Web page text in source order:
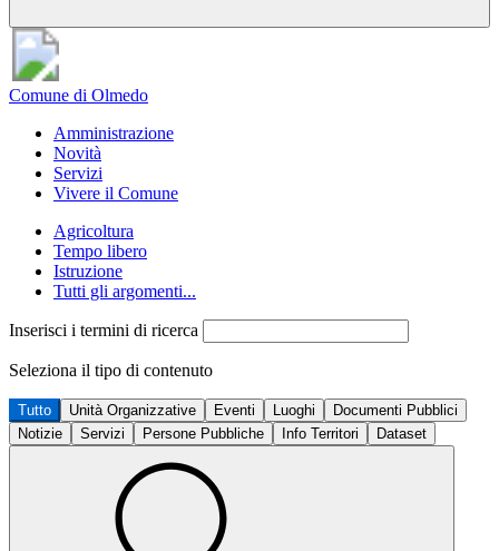
Comune di Olmedo
Amministrazione
Novità
Servizi
Vivere il Comune
Agricoltura
Tempo libero
Istruzione
Tutti gli argomenti...
Inserisci i termini di ricerca
Seleziona il tipo di contenuto
Tutto Unità Organizzative Eventi Luoghi
Documenti Pubblici
Notizie
Servizi Persone Pubbliche Info Territori Dataset